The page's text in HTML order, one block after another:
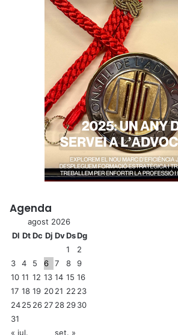
Agenda
agost 2026
Dl DtDc Dj DvDsDg
1
2
3
4 5 6 7 8
9
10 11 12 13 14 15 16
17 18 19 2021 22 23
2425 26 27 28 2930
31
« jul.
set. »